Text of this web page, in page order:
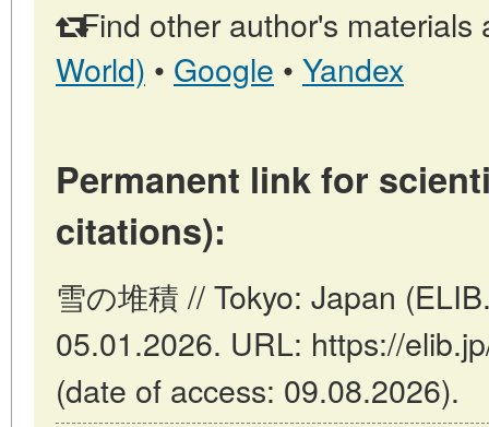
Find other author's materials
World) • Google • Yandex
Permanent link for
citations):
雪の堆積 // Tokyo: Japan
05.01.2026. URL: https://
(date of access: 09.08.2026).